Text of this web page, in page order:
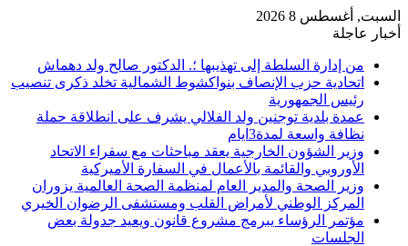
السبت, أغسطس 8 2026
أخبار عاجلة
من إدارة السلطة إلى تهذيبها ؛. الدكتور صالح ولد دهماش
اتحادية حزب الإنصاف بنواكشوط الشمالية تخلد ذكرى تنصيب
رئيس الجمهورية
عمدة بلدية توجنين ولد الفلالي يشرف على انطلاقة حملة
نظافة واسعة لمدة3ايام
وزير الشؤون الخارجية يعقد مباحثات مع سفراء الاتحاد
الأوروبي والقائمة بالأعمال في السفارة الأميركية
وزير الصحة والمدير العام لمنظمة الصحة العالمية يزوران
المركز الوطني لأمراض القلب ومستشفى الرضوان الخيري
مؤتمر الرؤساء يبرمج مشروع قانون ويعيد جدولة بعض
الجلسات